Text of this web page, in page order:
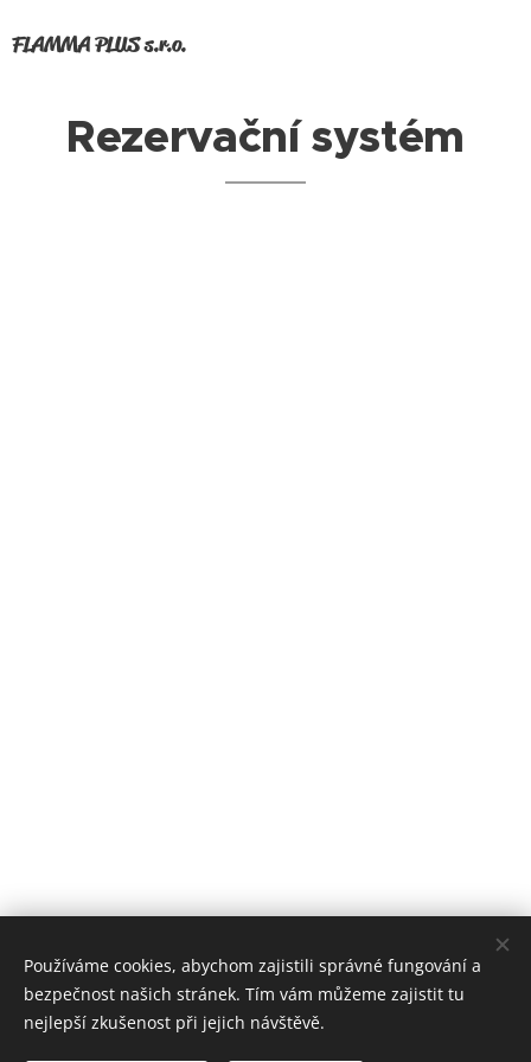
FLAMMA PLUS s.r.o.
Rezervační systém
Používáme cookies, abychom zajistili správné fungování a
bezpečnost našich stránek. Tím vám můžeme zajistit tu
nejlepší zkušenost při jejich návštěvě.